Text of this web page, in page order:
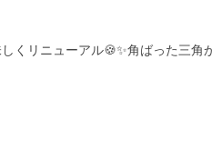
くリニューアル🍪✨角ばった三